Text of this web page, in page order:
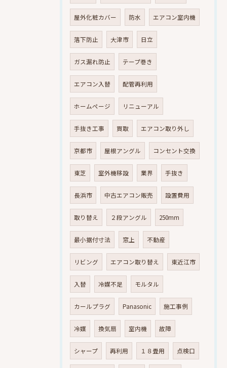
屋外化粧カバー 防水 エアコン室内機
落下防止 大津市 日立
ガス漏れ防止 テープ巻き
エアコン入替 配管再利用
ホームページ リニューアル
手抜き工事 買取 エアコン取り外し
京都市 屋根アングル コンセント交換
東芝 室外機移設 業界 手抜き
長浜市 中古エアコン販売 設置費用
取り替え ２段アングル 250mm
最小据付寸法 窓上 不動産
リビング エアコン取り替え 東近江市
入替 冷媒不足 モルタル
カールプラグ Panasonic 施工事例
冷媒 換気扇 室内機 故障
シャープ 再利用 １８畳用 点検口